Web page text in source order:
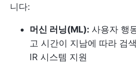
니다:
머신 러닝(ML): 사용자 행
고 시간이 지남에 따라 검
IR 시스템 지원